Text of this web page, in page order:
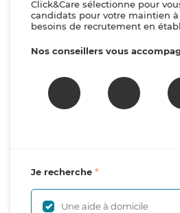
Click&Care sélectionne pour
candidats pour votre maintien
besoins de recrutement en
Nos conseillers vous
Je recherche
Une aide à domicile